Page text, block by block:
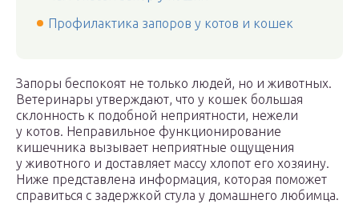
Профилактика запоров у котов и кошек
Запоры беспокоят не только людей, но и животных.
Ветеринары утверждают, что у кошек большая
склонность к подобной неприятности, нежели
у котов. Неправильное функционирование
кишечника вызывает неприятные ощущения
у животного и доставляет массу хлопот его хозяину.
Ниже представлена информация, которая поможет
справиться с задержкой стула у домашнего любимца.